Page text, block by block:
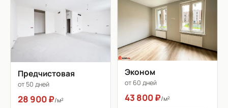
Предчистовая
от 50 дней
28 900 ₽/м²
Эконом
от 60 дней
43 800 ₽/м²